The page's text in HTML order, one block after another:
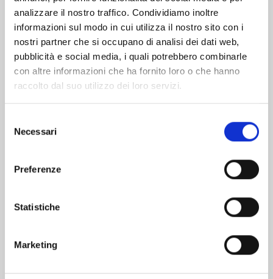
analizzare il nostro traffico. Condividiamo inoltre
informazioni sul modo in cui utilizza il nostro sito con i
nostri partner che si occupano di analisi dei dati web,
pubblicità e social media, i quali potrebbero combinarle
con altre informazioni che ha fornito loro o che hanno
raccolto dal suo utilizzo dei loro servizi.
delNecessari
Preferenze
Statistiche
Marketing
€ 6,50